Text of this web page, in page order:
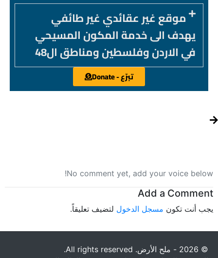
موقع غير عقائدي غير طائفي
يهدف الى خدمة المكون المسيحي
في الاردن وفلسطين ومناطق ال48
تبرّع - Donate
No comment yet, add your voice below!
Add a Comment
يجب أنت تكون مسجل الدخول لتضيف تعليقاً.
© 2026 - ملح الأرض. All rights reserved.